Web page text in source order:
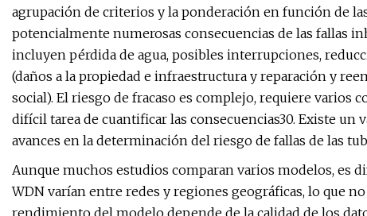
agrupación de criterios y la ponderación en función de
potencialmente numerosas consecuencias de las fallas
incluyen pérdida de agua, posibles interrupciones,
(daños a la propiedad e infraestructura y reparación y
social). El riesgo de fracaso es complejo, requiere varios
difícil tarea de cuantificar las consecuencias30. Existe un
avances en la determinación del riesgo de fallas de las
Aunque muchos estudios comparan varios modelos, es
WDN varían entre redes y regiones geográficas, lo que